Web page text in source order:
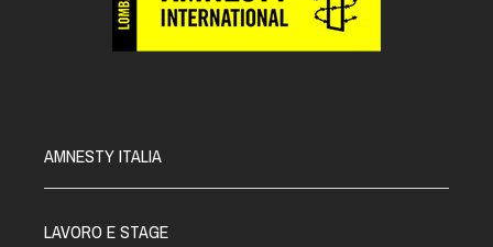
AMNESTY ITALIA
LAVORO E STAGE